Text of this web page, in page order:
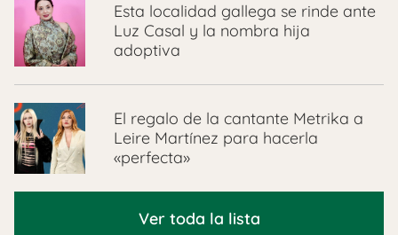
Esta localidad gallega se rinde ante
Luz Casal y la nombra hija
adoptiva
El regalo de la cantante Metrika a
Leire Martínez para hacerla
«perfecta»
Ver toda la lista